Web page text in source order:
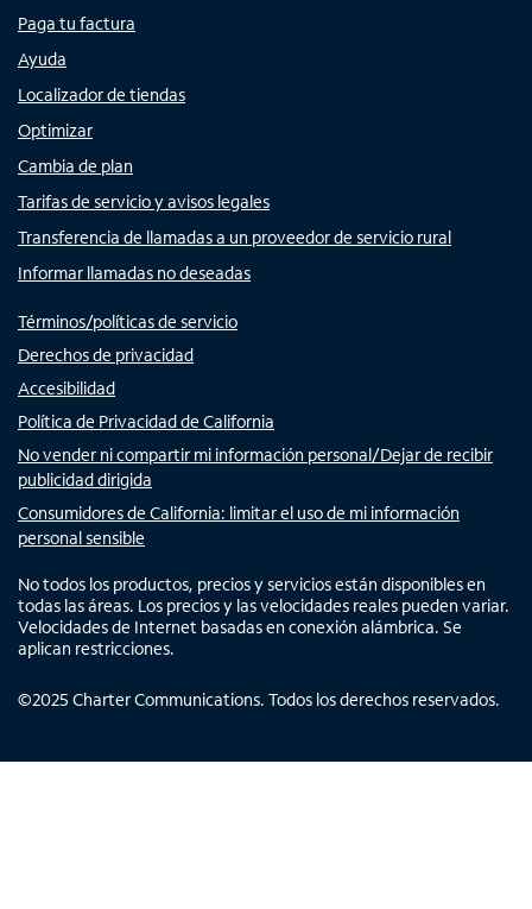
Paga tu factura
Ayuda
Localizador de tiendas
Optimizar
Cambia de plan
Tarifas de servicio y avisos legales
Transferencia de llamadas a un proveedor de servicio rural
Informar llamadas no deseadas
Términos/políticas de servicio
Derechos de privacidad
Accesibilidad
Política de Privacidad de California
No vender ni compartir mi información personal/Dejar de recibir
publicidad dirigida
Consumidores de California: limitar el uso de mi información
personal sensible
No todos los productos, precios y servicios están disponibles en
todas las áreas. Los precios y las velocidades reales pueden variar.
Velocidades de Internet basadas en conexión alámbrica. Se
aplican restricciones.
©2025 Charter Communications. Todos los derechos reservados.